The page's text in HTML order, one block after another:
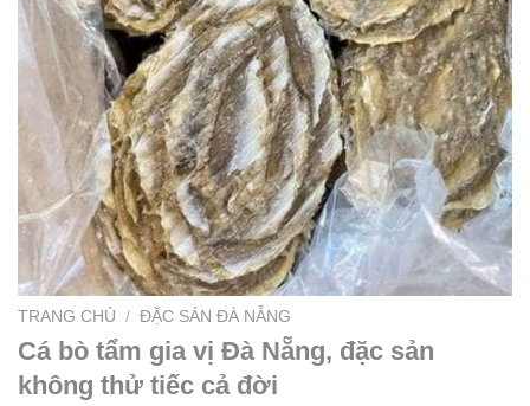
TRANG CHỦ / ĐẶC SẢN ĐÀ NẴNG
Cá bò tẩm gia vị Đà Nẵng, đặc sản
không thử tiếc cả đời